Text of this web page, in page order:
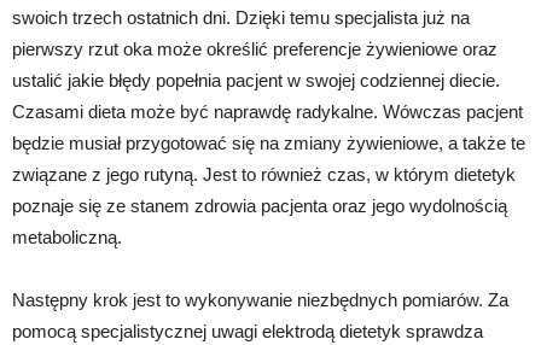
swoich trzech ostatnich dni. Dzięki temu specjalista już na
pierwszy rzut oka może określić preferencje żywieniowe oraz
ustalić jakie błędy popełnia pacjent w swojej codziennej diecie.
Czasami dieta może być naprawdę radykalne. Wówczas pacjent
będzie musiał przygotować się na zmiany żywieniowe, a także te
związane z jego rutyną. Jest to również czas, w którym dietetyk
poznaje się ze stanem zdrowia pacjenta oraz jego wydolnością
metaboliczną.
Następny krok jest to wykonywanie niezbędnych pomiarów. Za
pomocą specjalistycznej uwagi elektrodą dietetyk sprawdza